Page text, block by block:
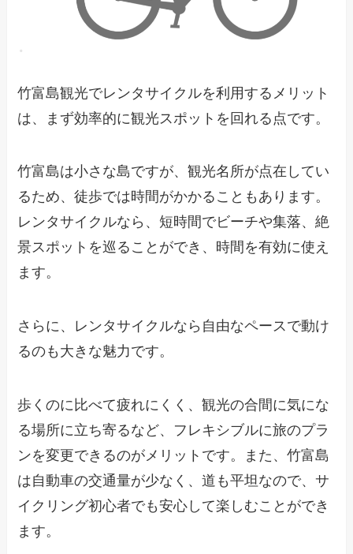
竹富島観光でレンタサイクルを利用するメリット
は、まず効率的に観光スポットを回れる点です。
竹富島は小さな島ですが、観光名所が点在してい
るため、徒歩では時間がかかることもあります。
レンタサイクルなら、短時間でビーチや集落、絶
景スポットを巡ることができ、時間を有効に使え
ます。
さらに、レンタサイクルなら自由なペースで動け
るのも大きな魅力です。
歩くのに比べて疲れにくく、観光の合間に気にな
る場所に立ち寄るなど、フレキシブルに旅のプラ
ンを変更できるのがメリットです。また、竹富島
は自動車の交通量が少なく、道も平坦なので、サ
イクリング初心者でも安心して楽しむことができ
ます。